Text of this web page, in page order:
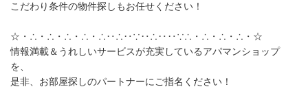
こだわり条件の物件探しもお任せください！
☆・∴・∴・∴・∴・∴‥∴‥∵‥∴‥‥∵∴・∴・∴・∴・☆
情報満載＆うれしいサービスが充実しているアパマンショップ
を、
是非、お部屋探しのパートナーにご指名ください！